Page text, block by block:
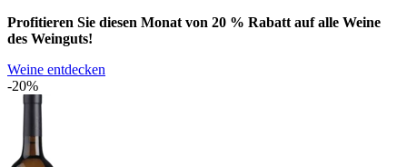
Profitieren Sie diesen Monat von 20 % Rabatt auf alle Weine
des Weinguts!
Weine entdecken
-20%